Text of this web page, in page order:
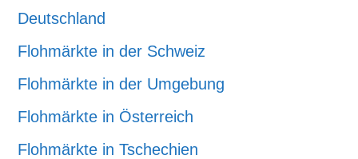
Deutschland
Flohmärkte in der Schweiz
Flohmärkte in der Umgebung
Flohmärkte in Österreich
Flohmärkte in Tschechien